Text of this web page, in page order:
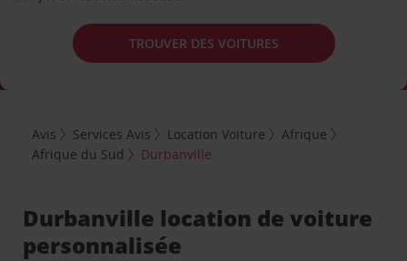
TROUVER DES VOITURES
Avis Services Avis Location Voiture
Afrique
Afrique du Sud
Durbanville
Durbanville location de voiture
personnalisée